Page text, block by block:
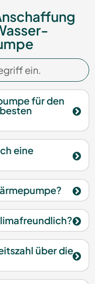
für den
eine
über die